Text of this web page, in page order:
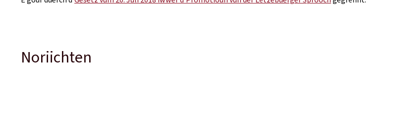
Noriichten